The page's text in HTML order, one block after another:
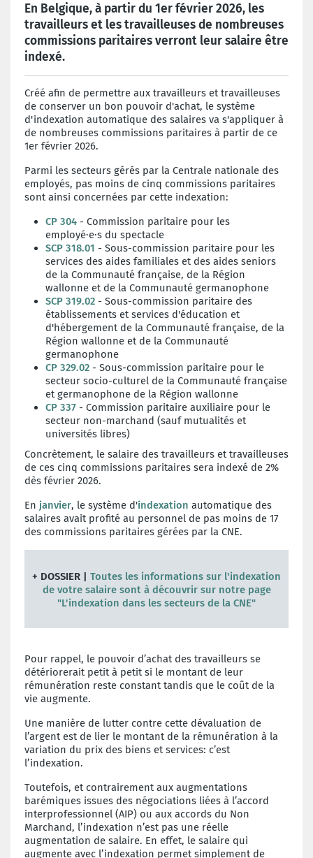
En Belgique, à partir du 1er février 2026, les
travailleurs et les travailleuses de nombreuses
commissions paritaires verront leur salaire être
indexé.
Créé afin de permettre aux travailleurs et travailleuses
de conserver un bon pouvoir d'achat, le système
d'indexation automatique des salaires va s'appliquer à
de nombreuses commissions paritaires à partir de ce
1er février 2026.
Parmi les secteurs gérés par la Centrale nationale des
employés, pas moins de cinq commissions paritaires
sont ainsi concernées par cette indexation:
CP 304 - Commission paritaire pour les
employé·e·s du spectacle
SCP 318.01 - Sous-commission paritaire pour les
services des aides familiales et des aides seniors
de la Communauté française, de la Région
wallonne et de la Communauté germanophone
SCP 319.02 - Sous-commission paritaire des
établissements et services d'éducation et
d'hébergement de la Communauté française, de la
Région wallonne et de la Communauté
germanophone
CP 329.02 - Sous-commission paritaire pour le
secteur socio-culturel de la Communauté française
et germanophone de la Région wallonne
CP 337 - Commission paritaire auxiliaire pour le
secteur non-marchand (sauf mutualités et
universités libres)
Concrètement, le salaire des travailleurs et travailleuses
de ces cinq commissions paritaires sera indexé de 2%
dès février 2026.
En janvier, le système d'indexation automatique des
salaires avait profité au personnel de pas moins de 17
des commissions paritaires gérées par la CNE.
+ DOSSIER | Toutes les informations sur l'indexation
de votre salaire sont à découvrir sur notre page
"L'indexation dans les secteurs de la CNE"
Pour rappel, le pouvoir d’achat des travailleurs se
détériorerait petit à petit si le montant de leur
rémunération reste constant tandis que le coût de la
vie augmente.
Une manière de lutter contre cette dévaluation de
l’argent est de lier le montant de la rémunération à la
variation du prix des biens et services: c’est
l’indexation.
Toutefois, et contrairement aux augmentations
barémiques issues des négociations liées à l’accord
interprofessionnel (AIP) ou aux accords du Non
Marchand, l’indexation n’est pas une réelle
augmentation de salaire. En effet, le salaire qui
augmente avec l’indexation permet simplement de